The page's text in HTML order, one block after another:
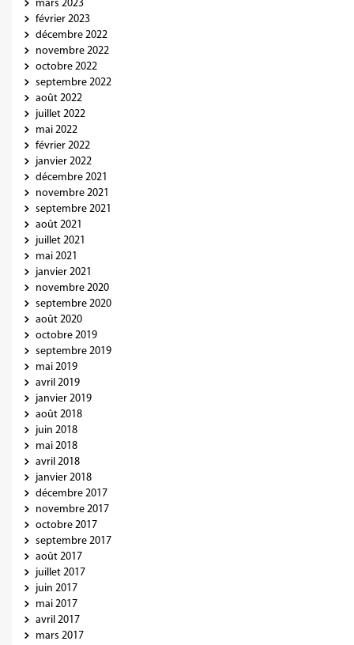
mars 2023
février 2023
décembre 2022
novembre 2022
octobre 2022
septembre 2022
août 2022
juillet 2022
mai 2022
février 2022
janvier 2022
décembre 2021
novembre 2021
septembre 2021
août 2021
juillet 2021
mai 2021
janvier 2021
novembre 2020
septembre 2020
août 2020
octobre 2019
septembre 2019
mai 2019
avril 2019
janvier 2019
août 2018
juin 2018
mai 2018
avril 2018
janvier 2018
décembre 2017
novembre 2017
octobre 2017
septembre 2017
août 2017
juillet 2017
juin 2017
mai 2017
avril 2017
mars 2017